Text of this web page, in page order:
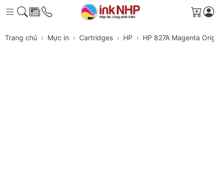
Giỏ
Trang chủ Mực in Cartridges HP HP 827A Magenta